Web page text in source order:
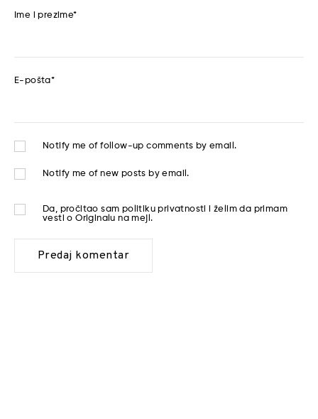
Ime i prezime*
E-pošta*
Notify me of follow-up comments by email.
Notify me of new posts by email.
Da, pročitao sam politiku privatnosti
i želim da primam
vesti o Originalu na mejl.